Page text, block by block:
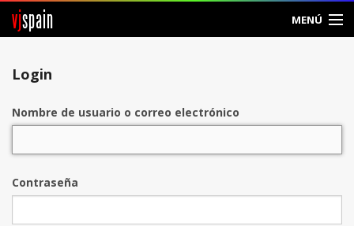
vjspain MENÚ
Login
Nombre de usuario o correo electrónico
Contraseña